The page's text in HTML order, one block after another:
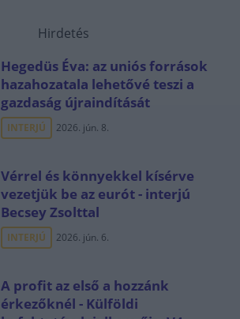
Hirdetés
Hegedüs Éva: az uniós források
hazahozatala lehetővé teszi a
gazdaság újraindítását
INTERJÚ 2026. jún. 8.
Vérrel és könnyekkel kísérve
vezetjük be az eurót - interjú
Becsey Zsolttal
INTERJÚ 2026. jún. 6.
A profit az első a hozzánk
érkezőknél - Külföldi